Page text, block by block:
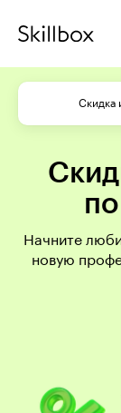
Скидка
Начните
новую